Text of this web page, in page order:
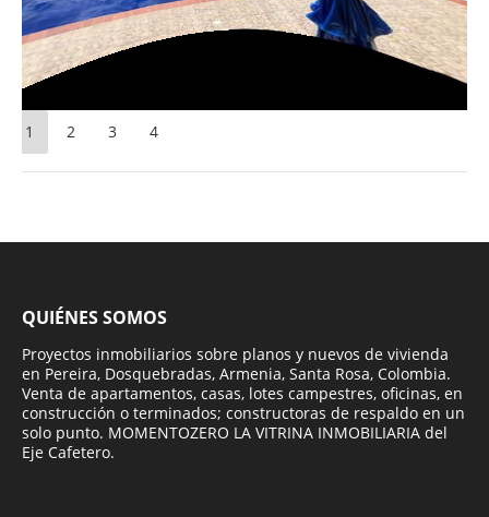
1 2 3 4
QUIÉNES SOMOS
Proyectos inmobiliarios sobre planos y nuevos de vivienda
en Pereira, Dosquebradas, Armenia, Santa Rosa, Colombia.
Venta de apartamentos, casas, lotes campestres, oficinas, en
construcción o terminados; constructoras de respaldo en un
solo punto. MOMENTOZERO LA VITRINA INMOBILIARIA del
Eje Cafetero.